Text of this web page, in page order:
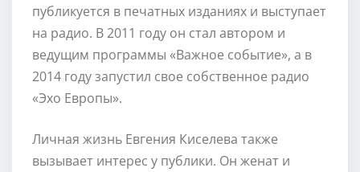
публикуется в печатных изданиях и выступает
на радио. В 2011 году он стал автором и
ведущим программы «Важное событие», а в
2014 году запустил свое собственное радио
«Эхо Европы».
Личная жизнь Евгения Киселева также
вызывает интерес у публики. Он женат и